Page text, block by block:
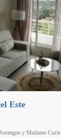
Este
y Madame Curie